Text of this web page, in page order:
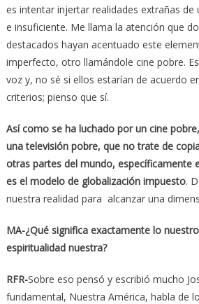
es intentar injertar realidades extrañas de
e insuficiente. Me llama la atención que
destacados hayan acentuado este
imperfecto, otro llamándole cine pobre.
voz y, no sé si ellos estarían de acuerdo
criterios; pienso que sí.
Así como se ha luchado por un cine
una televisión pobre, que no trate de
otras partes del mundo, específicamente
es el modelo de globalización impuesto.
nuestra realidad para alcanzar una
MA-¿Qué significa exactamente lo
espiritualidad nuestra?
RFR-Sobre eso pensó y escribió mucho
fundamental, Nuestra América, habla de